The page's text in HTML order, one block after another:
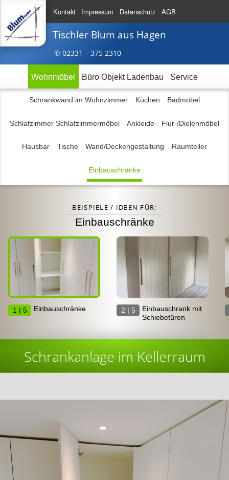
Kontakt Impressum Datenschutz AGB
Tischler Blum aus Hagen
✆ 02331 – 375 2310
Wohnmöbel Büro Objekt Ladenbau Service
Schrankwand im Wohnzimmer Küchen Badmöbel
Schlafzimmer Schlafzimmermöbel Ankleide Flur-/Dielenmöbel
Hausbar Tische Wand/Deckengestaltung Raumteiler
Einbauschränke
BEISPIELE / IDEEN FÜR:
Einbauschränke
1 | 5 Einbauschränke 2 | 5
Einbauschrank mit
Schiebetüren
Schrankanlage im Kellerraum